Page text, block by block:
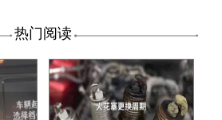
热门阅读